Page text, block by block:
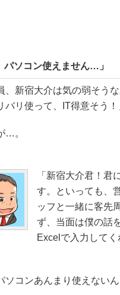
パソコン使えません…」
、新宿大介は気の弱そう
バリ使って、IT得意そう！
…。
「新宿大介君！君
す。といっても、
ッフと一緒に客先
ず、当面は僕の話
Excelで入力してく
ソコンあんまり使えない